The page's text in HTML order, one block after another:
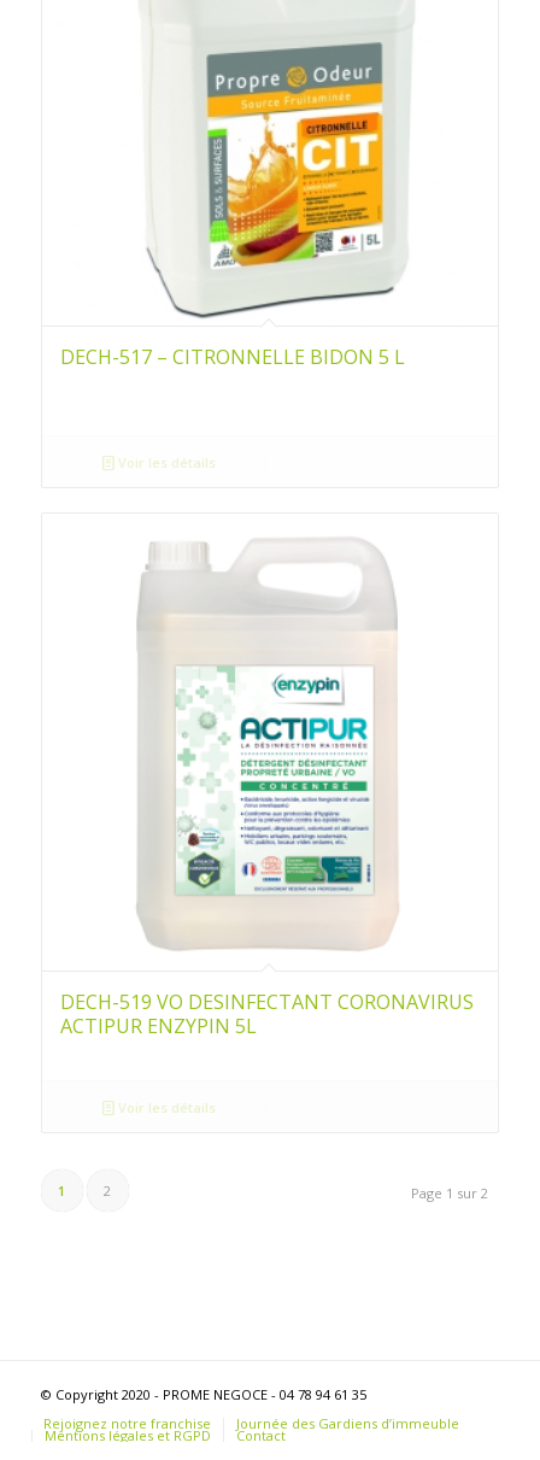
DECH-517 – CITRONNELLE BIDON 5 L
Voir les détails
DECH-519 VO DESINFECTANT CORONAVIRUS
ACTIPUR ENZYPIN 5L
Voir les détails
Page 1 sur 2
1 2
© Copyright 2020 - PROME NEGOCE - 04 78 94 61 35
Rejoignez notre franchise
Journée des Gardiens d’immeuble
Mentions légales et RGPD Contact